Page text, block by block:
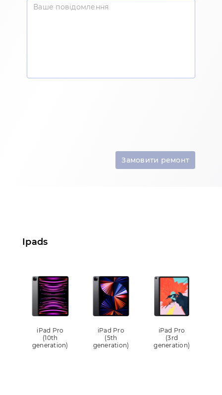
Ipads
iPad Pro
(10th
generation)
iPad Pro
(5th
generation)
iPad Pro
(3rd
generation)